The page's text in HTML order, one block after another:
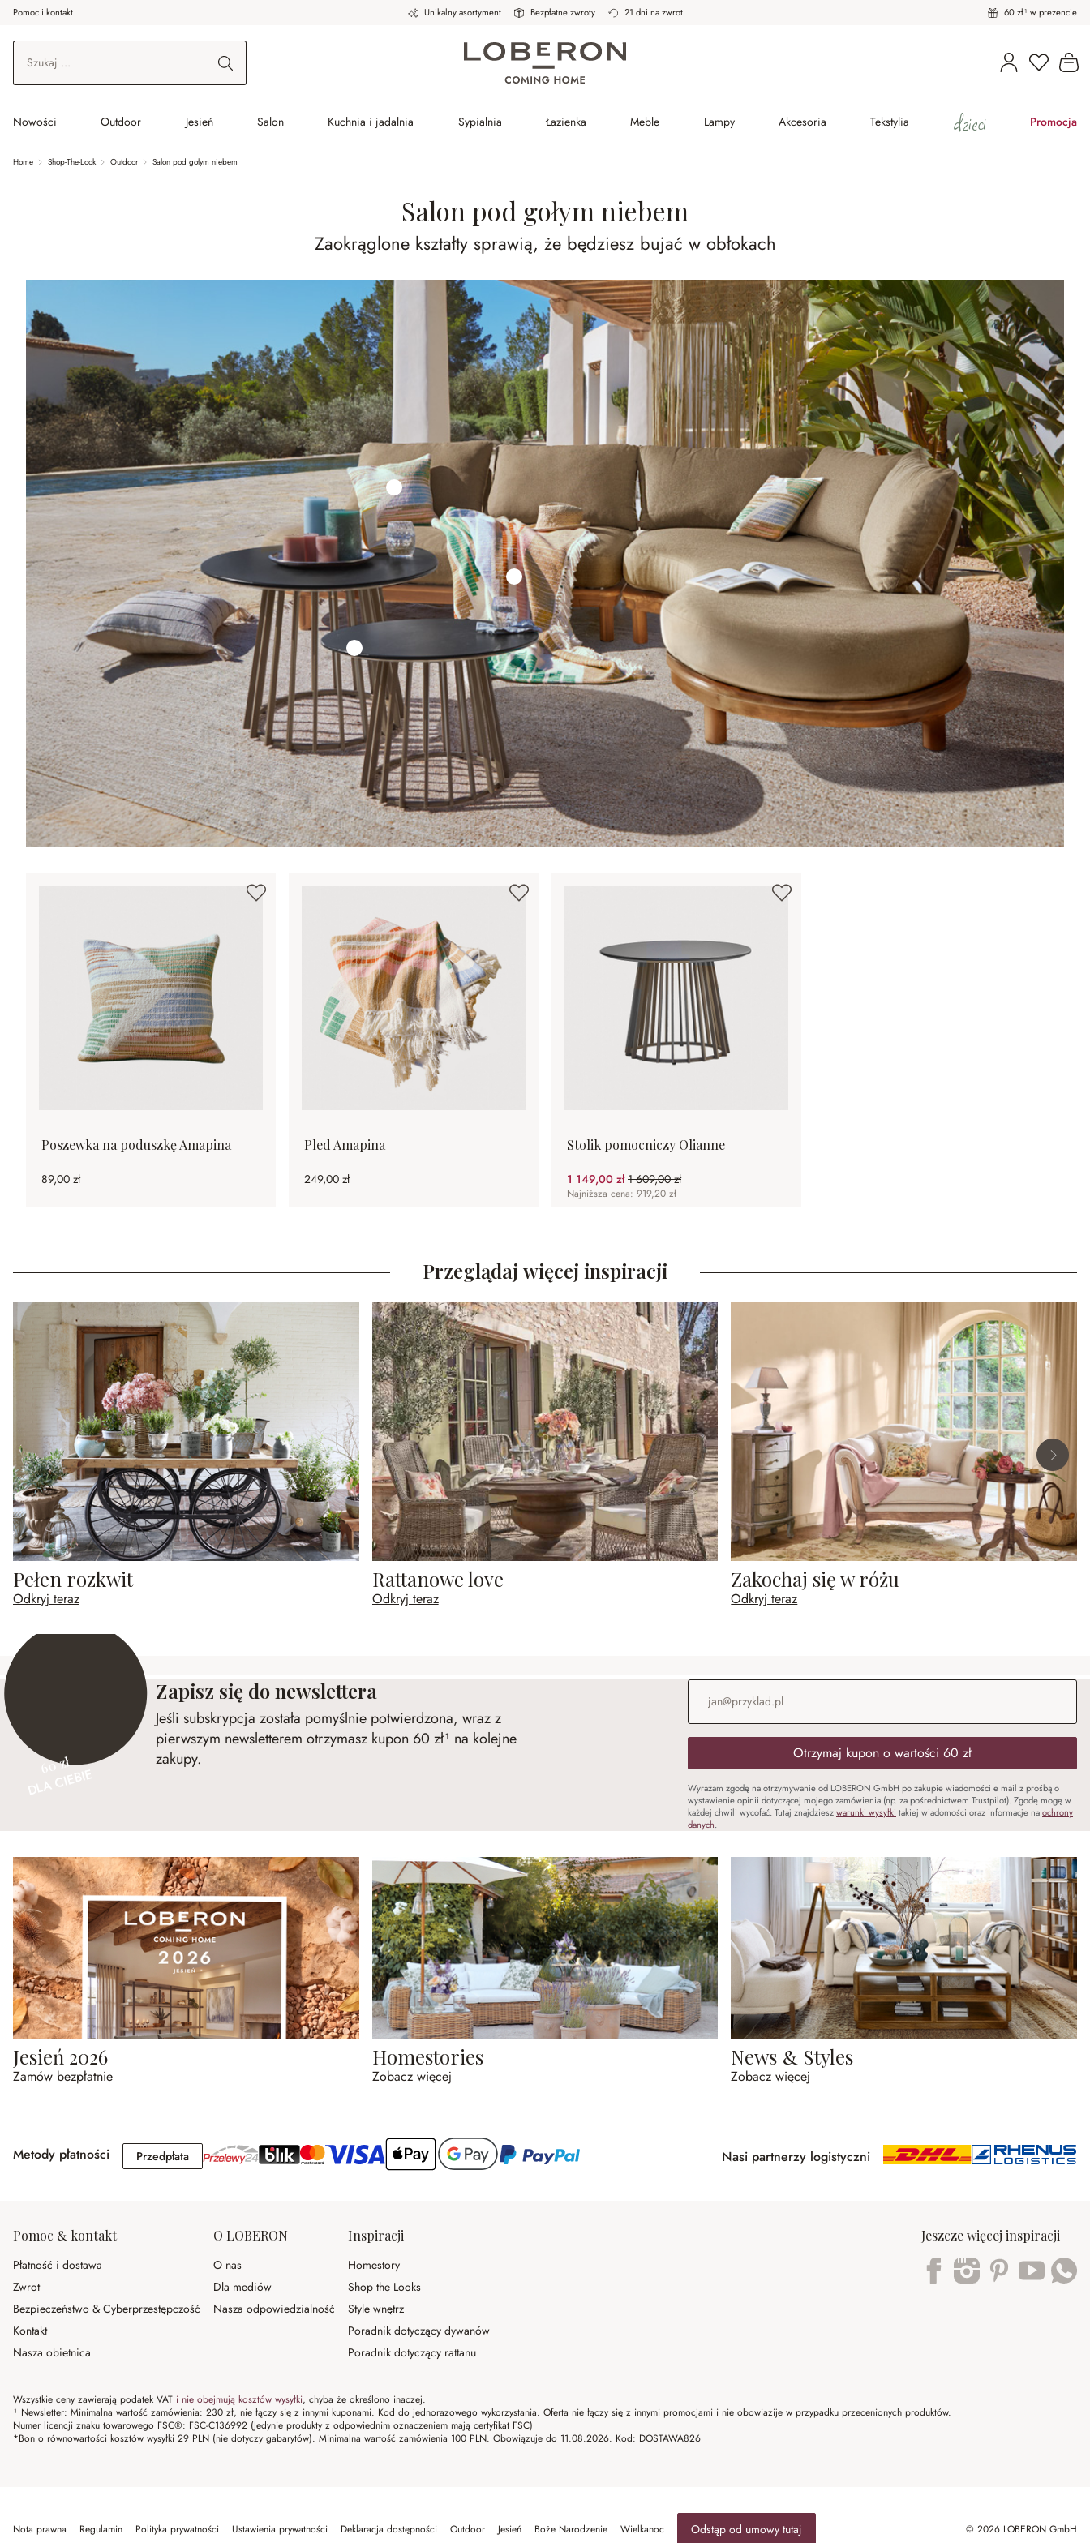
do wątku głównego
Przejdź do wyszukiwania
Przejdź do głównej nawigacji
Pomoc i kontakt Unikalny asortyment Bezpłatne zwroty 21 dni na zwrot 60 zł¹ w prezencie
Masz
Nowości Outdoor Jesień Salon Kuchnia i jadalnia Sypialnia Łazienka Meble Lampy Akcesoria Tekstylia dzieci Promocja
Home Shop-The-Look Outdoor Salon pod gołym niebem
Salon pod gołym niebem
Zaokrąglone kształty sprawią, że będziesz bujać w obłokach
Poszewka na poduszkę Amapina
89,00 zł
Pled Amapina
249,00 zł
Stolik pomocniczy Olianne
1 149,00 zł1 609,00 zł
(28.59%spared)
Najniższa cena: 919,20 zł
Przeglądaj więcej inspiracji
Pełen rozkwit
Odkryj teraz
Rattanowe love
Odkryj teraz
Zakochaj się w różu
Odkryj teraz
60 zł
Zapisz się do newslettera
Jeśli subskrypcja została pomyślnie potwierdzona, wraz z
pierwszym newsletterem otrzymasz kupon 60 zł¹ na kolejne
zakupy.
Adres e-mail
Otrzymaj kupon o wartości 60 zł
Wyrażam zgodę na otrzymywanie od LOBERON GmbH po zakupie wiadomości e mail z prośbą o
wystawienie opinii dotyczącej mojego zamówienia (np. za pośrednictwem Trustpilot). Zgodę mogę w
każdej chwili wycofać. Tutaj znajdzieszwarunki wysyłki takiej wiadomości oraz informacje naochrony
danych.
Jesień 2026
Zamów bezpłatnie
Homestories
Zobacz więcej
News & Styles
Zobacz więcej
Metody płatności PrzedpłataPrzedpłata Nasi partnerzy logistyczni
Pomoc & kontakt
Płatność i dostawa
Zwrot
Bezpieczeństwo & Cyberprzestępczość
Kontakt
Nasza obietnica
O LOBERON
O nas
Dla mediów
Nasza odpowiedzialność
Inspiracji
Homestory
Shop the Looks
Style wnętrz
Poradnik dotyczący dywanów
Poradnik dotyczący rattanu
Jeszcze więcej inspiracji
Wszystkie ceny zawierają podatek VAT i nie obejmują kosztów wysyłki, chyba że określono inaczej.
¹ Newsletter: Minimalna wartość zamówienia: 230 zł, nie łączy się z innymi kuponami. Kod do jednorazowego wykorzystania. Oferta nie łączy się z innymi promocjami i nie obowiazije w przypadku przecenionych produktów.
Numer licencji znaku towarowego FSC®: FSC-C136992 (Jedynie produkty z odpowiednim oznaczeniem mają certyfikat FSC)
*Bon o równowartości kosztów wysyłki 29 PLN (nie dotyczy gabarytów). Minimalna wartość zamówienia 100 PLN. Obowiązuje do 11.08.2026. Kod: DOSTAWA826
Nota prawna Regulamin Polityka prywatności Ustawienia prywatności Deklaracja dostępności Outdoor Jesień Boże Narodzenie Wielkanoc Odstąp od umowy tutaj © 2026 LOBERON GmbH